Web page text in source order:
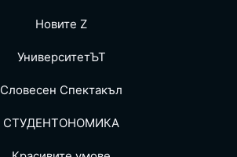
Новите Z
УниверситетЪТ
Словесен Спектакъл
СТУДЕНТОНОМИКА